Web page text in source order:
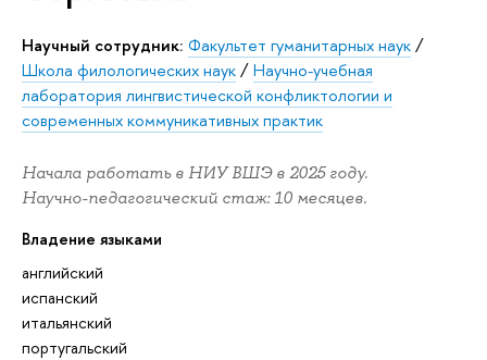
Научный сотрудник: Факультет гуманитарных наук/
Школа филологических наук/Научно-учебная
лаборатория лингвистической конфликтологии и
современных коммуникативных практик
Начала работать в НИУ ВШЭ в 2025 году.
Научно-педагогический стаж: 10 месяцев.
Владение языками
английский
испанский
итальянский
португальский